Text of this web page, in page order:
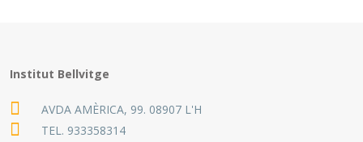
Institut Bellvitge
AVDA AMÈRICA, 99. 08907 L'H
TEL. 933358314